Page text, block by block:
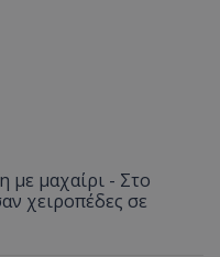
με μαχαίρι - Στο
χειροπέδες σε